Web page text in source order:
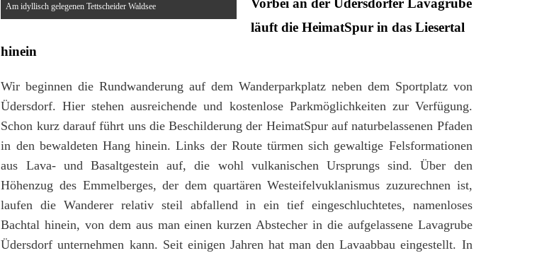
Am idyllisch gelegenen Tettscheider Waldsee
läuft die HeimatSpur in das Liesertal
hinein
Wir beginnen die Rundwanderung auf dem Wanderparkplatz neben dem Sportplatz von
Üdersdorf. Hier stehen ausreichende und kostenlose Parkmöglichkeiten zur Verfügung.
Schon kurz darauf führt uns die Beschilderung der HeimatSpur auf naturbelassenen Pfaden
in den bewaldeten Hang hinein. Links der Route türmen sich gewaltige Felsformationen
aus Lava- und Basaltgestein auf, die wohl vulkanischen Ursprungs sind. Über den
Höhenzug des Emmelberges, der dem quartären Westeifelvuklanismus zuzurechnen ist,
laufen die Wanderer relativ steil abfallend in ein tief eingeschluchtetes, namenloses
Bachtal hinein, von dem aus man einen kurzen Abstecher in die aufgelassene Lavagrube
Üdersdorf unternehmen kann. Seit einigen Jahren hat man den Lavaabbau eingestellt. In